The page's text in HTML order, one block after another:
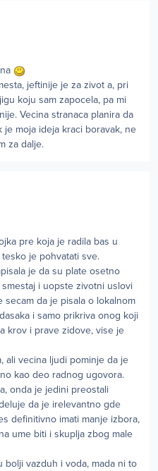
jeftinije je za zivot a, pri
koju sam zapocela, pa mi
Vecina stranaca planira da
moja ideja kraci boravak, ne
za dalje.
pre koja je radila bas u
je pohvatati sve.
je da su plate osetno
i uopste zivotni uslovi
da je pisala o lokalnom
i samo prikriva onog koji
krov i prave zidove, vise je
ali vecina ljudi pominje da je
kao deo radnog ugovora.
onda je jedini preostali
da je irelevantno gde
definitivno imati manje izbora,
ume biti i skuplja zbog male
vazduh i voda, mada ni to